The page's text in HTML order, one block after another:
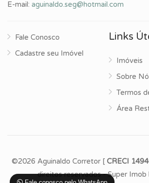
E-mail: aguinaldo.seg@hotmail.com
Fale Conosco
Cadastre seu Imóvel
Links
Imóveis
Sobre
Termos
Área
©2026 Aguinaldo Corretor [ CRECI
direitos reservados -Super Imob